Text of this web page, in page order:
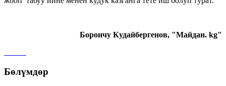
Борончу Кудайбергенов, "Майдан. kg"
Бөлүмдөр